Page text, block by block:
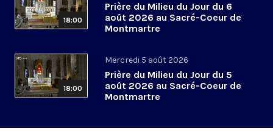
18:00
Prière du Milieu du Jour du 6
août 2026 au Sacré-Coeur de
Montmartre
18:00
Mercredi 5 août 2026
Prière du Milieu du Jour du 5
août 2026 au Sacré-Coeur de
Montmartre